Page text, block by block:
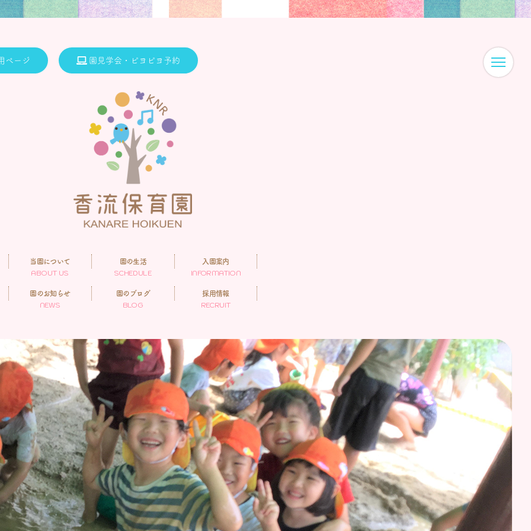
ページ 園見学会・ピヨピヨ予約
当園について
ABOUT US
園の生活
SCHEDULE
入園案内
INFORMATION
園のお知らせ
NEWS
園のブログ
BLOG
採用情報
RECRUIT